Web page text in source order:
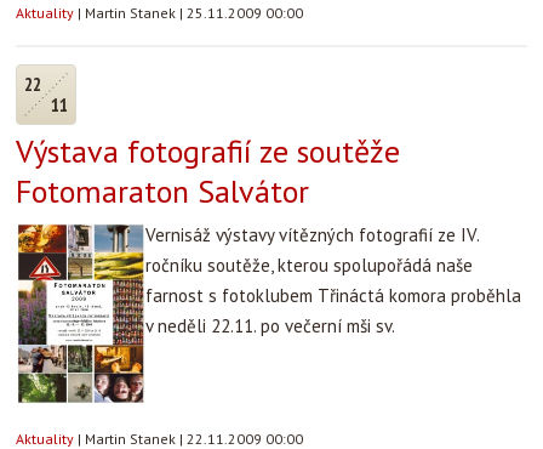
Aktuality | Martin Stanek | 25.11.2009 00:00
22
11
Výstava fotografií ze soutěže
Fotomaraton Salvátor
Vernisáž výstavy vítězných fotografií ze IV.
ročníku soutěže, kterou spolupořádá naše
farnost s fotoklubem Třináctá komora proběhla
v neděli 22.11. po večerní mši sv.
Aktuality | Martin Stanek | 22.11.2009 00:00